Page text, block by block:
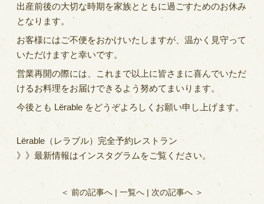
出産前後の大切な時期を家族とともに過ごすためのお休み
となります。
お客様にはご不便をおかけいたしますが、温かく見守って
いただけますと幸いです。
営業再開の際には、これまで以上に皆さまに喜んでいただ
けるお料理をお届けできるよう努めてまいります。
今後とも Lërable をどうぞよろしくお願い申し上げます。
Lërable（レラブル）完全予約レストラン
》》最新情報はインスタグラムをご覧ください。
＜ 前の記事へ | 一覧へ | 次の記事へ ＞